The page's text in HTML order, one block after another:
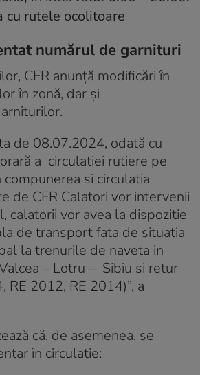
numărul de garnituri
CFR anunţă modificări în
în zonă, dar şi
de 08.07.2024, odată cu
a circulatiei rutiere pe
si circulatia
de CFR Calatori vor intervenii
calatorii vor avea la dispozitie
de transport fata de situatia
la trenurile de naveta in
– Lotru – Sibiu si retur
RE 2012, RE 2014)”, a
că, de asemenea, se
în circulatie: